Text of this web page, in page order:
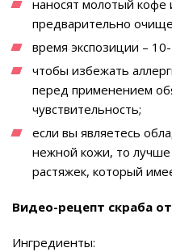
наносят молотый
предварительно
время экспозиции –
чтобы избежать
перед применением
чувствительность;
если вы являетесь
нежной кожи, то
растяжек, который
Видео-рецепт скраба
Ингредиенты: